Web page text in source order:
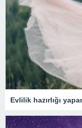
Evlilik hazırlığı